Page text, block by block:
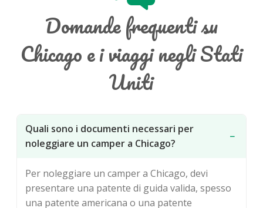
Domande frequenti su
Chicago e i viaggi negli Stati
Uniti
Quali sono i documenti necessari per
noleggiare un camper a Chicago?
−
Per noleggiare un camper a Chicago, devi
presentare una patente di guida valida, spesso
una patente americana o una patente